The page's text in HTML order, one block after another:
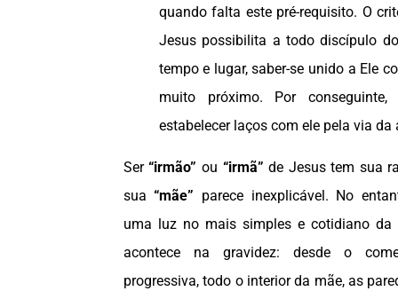
quando falta este pré-requisito. O
Jesus possibilita a todo discípulo
tempo e lugar, saber-se unido a Ele
muito próximo. Por
estabelecer laços com ele pela via da
Ser“irmão”ou “irmã” de Jesus tem sua
sua“mãe” parece inexplicável. No
uma luz no mais simples e cotidiano da
acontece na gravidez: desde o
progressiva, todo o interior da mãe, as